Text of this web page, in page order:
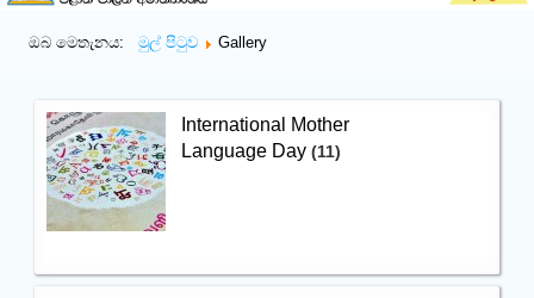
ඔබ මෙතැනය: මුල් පිටුව Gallery
International Mother
Language Day (11)